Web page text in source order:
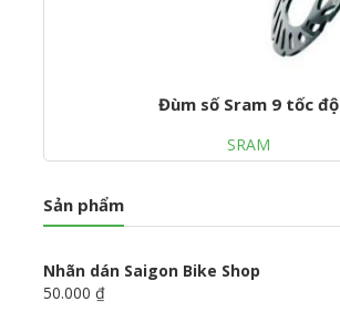
Đùm số Sram 9 tốc độ
SRAM
Sản phẩm
Nhãn dán Saigon Bike Shop
50.000 ₫